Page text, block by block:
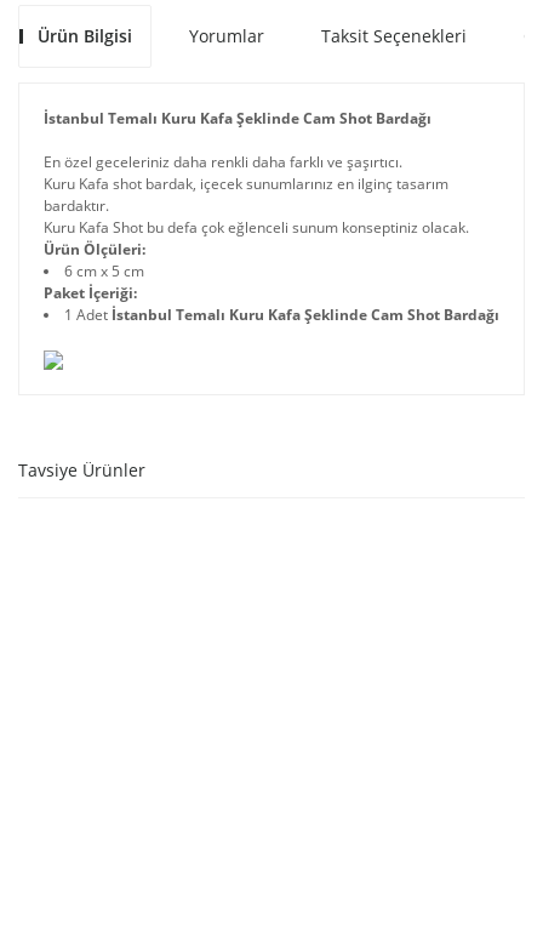
Ürün Bilgisi Yorumlar Taksit Seçenekleri
İstanbul Temalı Kuru Kafa Şeklinde Cam Shot Bardağı
En özel geceleriniz daha renkli daha farklı ve şaşırtıcı.
Kuru Kafa shot bardak, içecek sunumlarınız en ilginç tasarım
bardaktır.
Kuru Kafa Shot bu defa çok eğlenceli sunum konseptiniz olacak.
Ürün Ölçüleri:
6 cm x 5 cm
Paket İçeriği:
1 Adet İstanbul Temalı Kuru Kafa Şeklinde Cam Shot Bardağı
Tavsiye Ürünler